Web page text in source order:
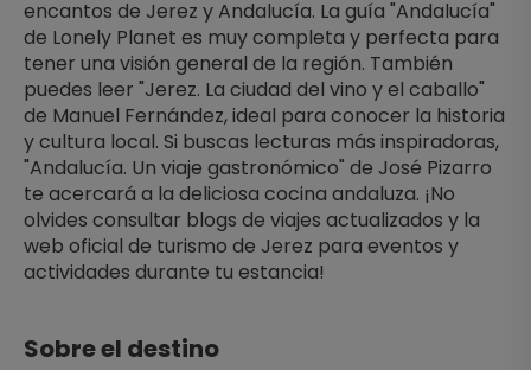
encantos de Jerez y Andalucía. La guía "Andalucía"
de Lonely Planet es muy completa y perfecta para
tener una visión general de la región. También
puedes leer "Jerez. La ciudad del vino y el caballo"
de Manuel Fernández, ideal para conocer la historia
y cultura local. Si buscas lecturas más inspiradoras,
"Andalucía. Un viaje gastronómico" de José Pizarro
te acercará a la deliciosa cocina andaluza. ¡No
olvides consultar blogs de viajes actualizados y la
web oficial de turismo de Jerez para eventos y
actividades durante tu estancia!
Sobre el destino